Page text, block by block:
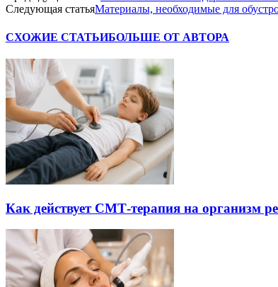
Следующая статьяМатериалы, необходимые для
СХОЖИЕ СТАТЬИБОЛЬШЕ ОТ АВТОРА
Как действует СМТ-терапия на организм